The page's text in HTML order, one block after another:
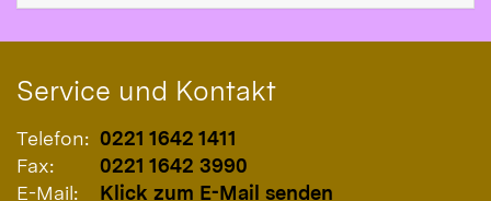
Service und Kontakt
Telefon: 0221 1642 1411
Fax:
0221 1642 3990
E-Mail:
Klick zum E-Mail senden